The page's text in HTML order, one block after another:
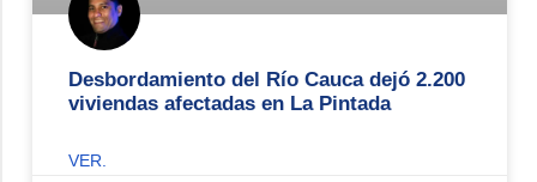
Desbordamiento del Río Cauca dejó 2.200
viviendas afectadas en La Pintada
VER.